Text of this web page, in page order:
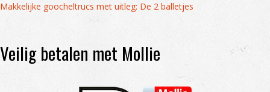
Makkelijke goocheltrucs met uitleg: De 2 balletjes
Veilig betalen met Mollie